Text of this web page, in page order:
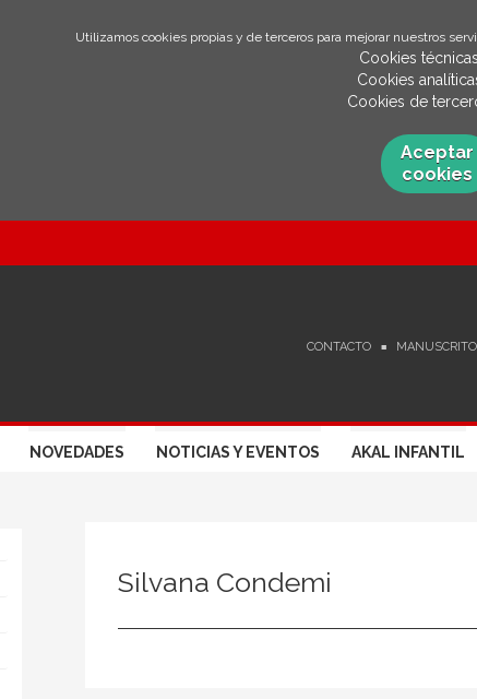
Utilizamos cookies propias y de terceros para mejorar nuestros
Cookies
Cookies
Cookies de
Aceptar
cookies
CONTACTO
NOVEDADES NOTICIAS Y EVENTOS AKAL INFANTIL
Silvana Condemi